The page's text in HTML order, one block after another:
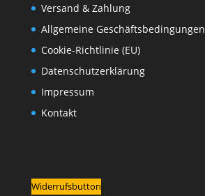
Versand & Zahlung
Allgemeine Geschäftsbedingungen
Cookie-Richtlinie (EU)
Datenschutzerklärung
Impressum
Kontakt
Widerrufsbutton